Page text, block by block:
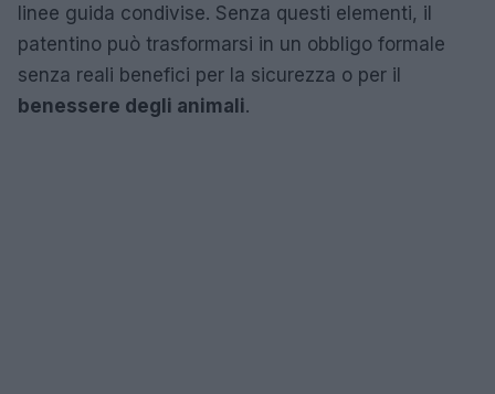
linee guida condivise. Senza questi elementi, il
patentino può trasformarsi in un obbligo formale
senza reali benefici per la sicurezza o per il
benessere degli animali.